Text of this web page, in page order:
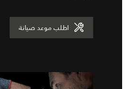
اطلب موعد صيانة